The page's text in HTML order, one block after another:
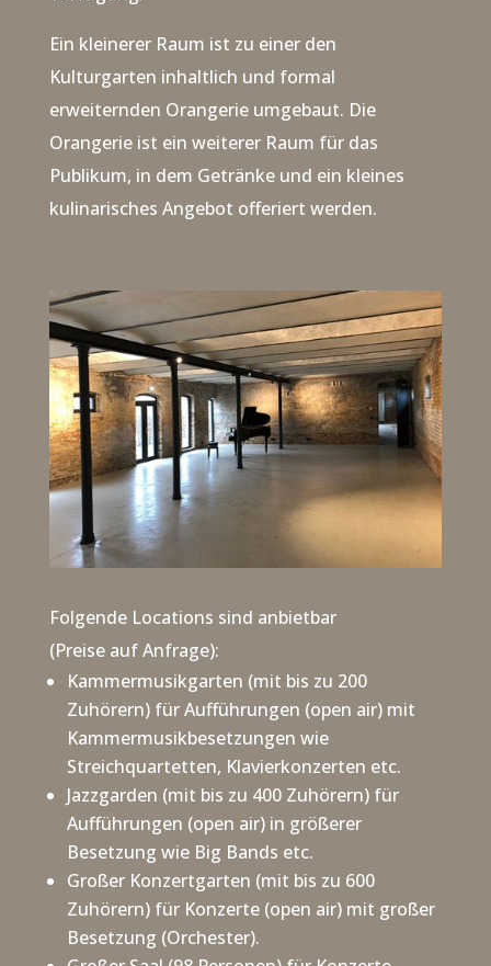
Ein kleinerer Raum ist zu einer den
Kulturgarten inhaltlich und formal
erweiternden Orangerie umgebaut. Die
Orangerie ist ein weiterer Raum für das
Publikum, in dem Getränke und ein kleines
kulinarisches Angebot offeriert werden.
Folgende Locations sind anbietbar
(Preise auf Anfrage):
Kammermusikgarten (mit bis zu 200
Zuhörern) für Aufführungen (open air) mit
Kammermusikbesetzungen wie
Streichquartetten, Klavierkonzerten etc.
Jazzgarden (mit bis zu 400 Zuhörern) für
Aufführungen (open air) in größerer
Besetzung wie Big Bands etc.
Großer Konzertgarten (mit bis zu 600
Zuhörern) für Konzerte (open air) mit großer
Besetzung (Orchester).